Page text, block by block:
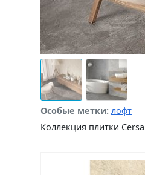
Особые метки: лофт
Коллекция плитки